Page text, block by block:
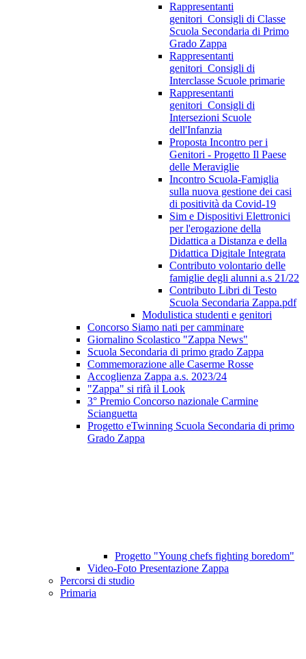
Rappresentanti
genitori_Consigli di Classe
Scuola Secondaria di Primo
Grado Zappa
Rappresentanti
genitori_Consigli di
Interclasse Scuole primarie
Rappresentanti
genitori_Consigli di
Intersezioni Scuole
dell'Infanzia
Proposta Incontro per i
Genitori - Progetto Il Paese
delle Meraviglie
Incontro Scuola-Famiglia
sulla nuova gestione dei casi
di positività da Covid-19
Sim e Dispositivi Elettronici
per l'erogazione della
Didattica a Distanza e della
Didattica Digitale Integrata
Contributo volontario delle
famiglie degli alunni a.s 21/22
Contributo Libri di Testo
Scuola Secondaria Zappa.pdf
Modulistica studenti e genitori
Concorso Siamo nati per camminare
Giornalino Scolastico "Zappa News"
Scuola Secondaria di primo grado Zappa
Commemorazione alle Caserme Rosse
Accoglienza Zappa a.s. 2023/24
"Zappa" si rifà il Look
3° Premio Concorso nazionale Carmine
Scianguetta
Progetto eTwinning Scuola Secondaria di primo
Grado Zappa
Progetto "Young chefs fighting boredom"
Video-Foto Presentazione Zappa
Percorsi di studio
Primaria